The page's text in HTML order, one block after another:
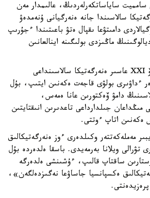
ساياساتكەرلەردىڭ، عالىمدار مەن
سالاسىندا جانە ەنەرگيانى ۇنەمدەۋ
دامىتۋعا ىقپال ەتۋ باعىتىندا ءجۇرىپ
ماڭىزدى بولىگىنە اينالعانىن
نۇرسۇلتان نازاربايەۆ XXI عاسىر ەنەرگەتيكا سالاسىنداعى
ءداۋىرى بولۋى قاجەت ەكەنىن ايتىپ، بۇل
دامۋ ۆەكتورىن عانا ەمەس،
مىڭداعان جىلدارداعى تاعدىرىن انىقتايتىن
ەكەنىن اتاپ ءوتتى.
مەملەكەتتەر وكىلدەرى ءوز ەنەرگەتيكالىق
تۋرالى ويلانا بەرمەيدى. باسقا ەلدەردە بۇل
ساقتاپ قالىپ، ءۇشىنشى ەلدەرگە
ەكسپانسيا جاساۋعا نەگىزدەلگەن»،